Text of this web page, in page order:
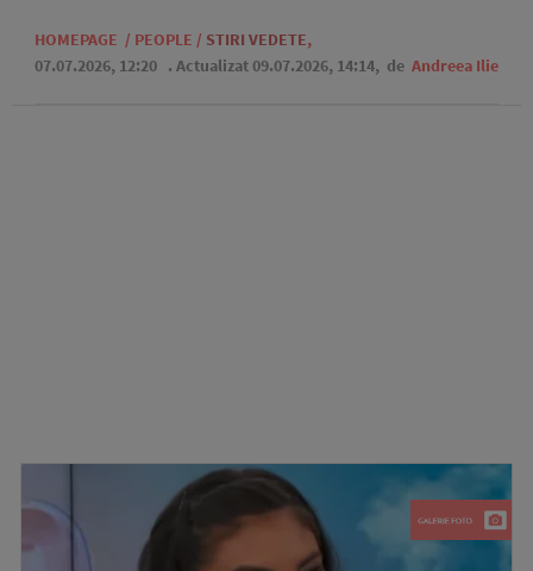
HOMEPAGE / PEOPLE / STIRI VEDETE,
07.07.2026, 12:20 . Actualizat 09.07.2026, 14:14, de Andreea Ilie